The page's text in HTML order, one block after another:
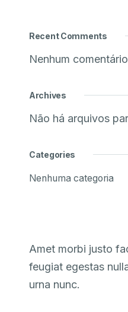
Recent Comments
Nenhum
Archives
Não há arquivos
Categories
Nenhuma categoria
Amet morbi justo
feugiat egestas
urna nunc.